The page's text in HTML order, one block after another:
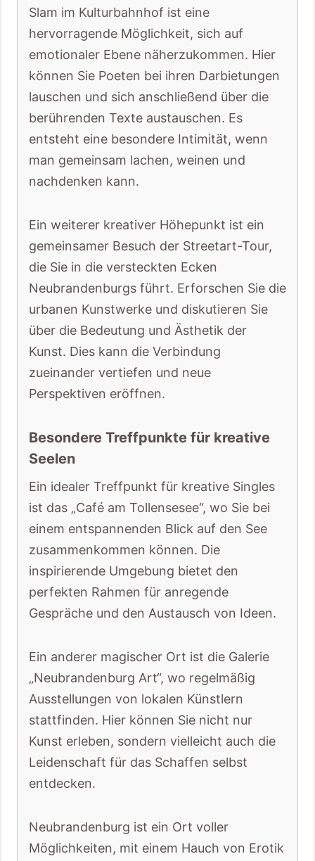
Slam im Kulturbahnhof ist eine
hervorragende Möglichkeit, sich auf
emotionaler Ebene näherzukommen. Hier
können Sie Poeten bei ihren Darbietungen
lauschen und sich anschließend über die
berührenden Texte austauschen. Es
entsteht eine besondere Intimität, wenn
man gemeinsam lachen, weinen und
nachdenken kann.
Ein weiterer kreativer Höhepunkt ist ein
gemeinsamer Besuch der Streetart-Tour,
die Sie in die versteckten Ecken
Neubrandenburgs führt. Erforschen Sie die
urbanen Kunstwerke und diskutieren Sie
über die Bedeutung und Ästhetik der
Kunst. Dies kann die Verbindung
zueinander vertiefen und neue
Perspektiven eröffnen.
Besondere Treffpunkte für kreative
Seelen
Ein idealer Treffpunkt für kreative Singles
ist das „Café am Tollensesee“, wo Sie bei
einem entspannenden Blick auf den See
zusammenkommen können. Die
inspirierende Umgebung bietet den
perfekten Rahmen für anregende
Gespräche und den Austausch von Ideen.
Ein anderer magischer Ort ist die Galerie
„Neubrandenburg Art“, wo regelmäßig
Ausstellungen von lokalen Künstlern
stattfinden. Hier können Sie nicht nur
Kunst erleben, sondern vielleicht auch die
Leidenschaft für das Schaffen selbst
entdecken.
Neubrandenburg ist ein Ort voller
Möglichkeiten, mit einem Hauch von Erotik